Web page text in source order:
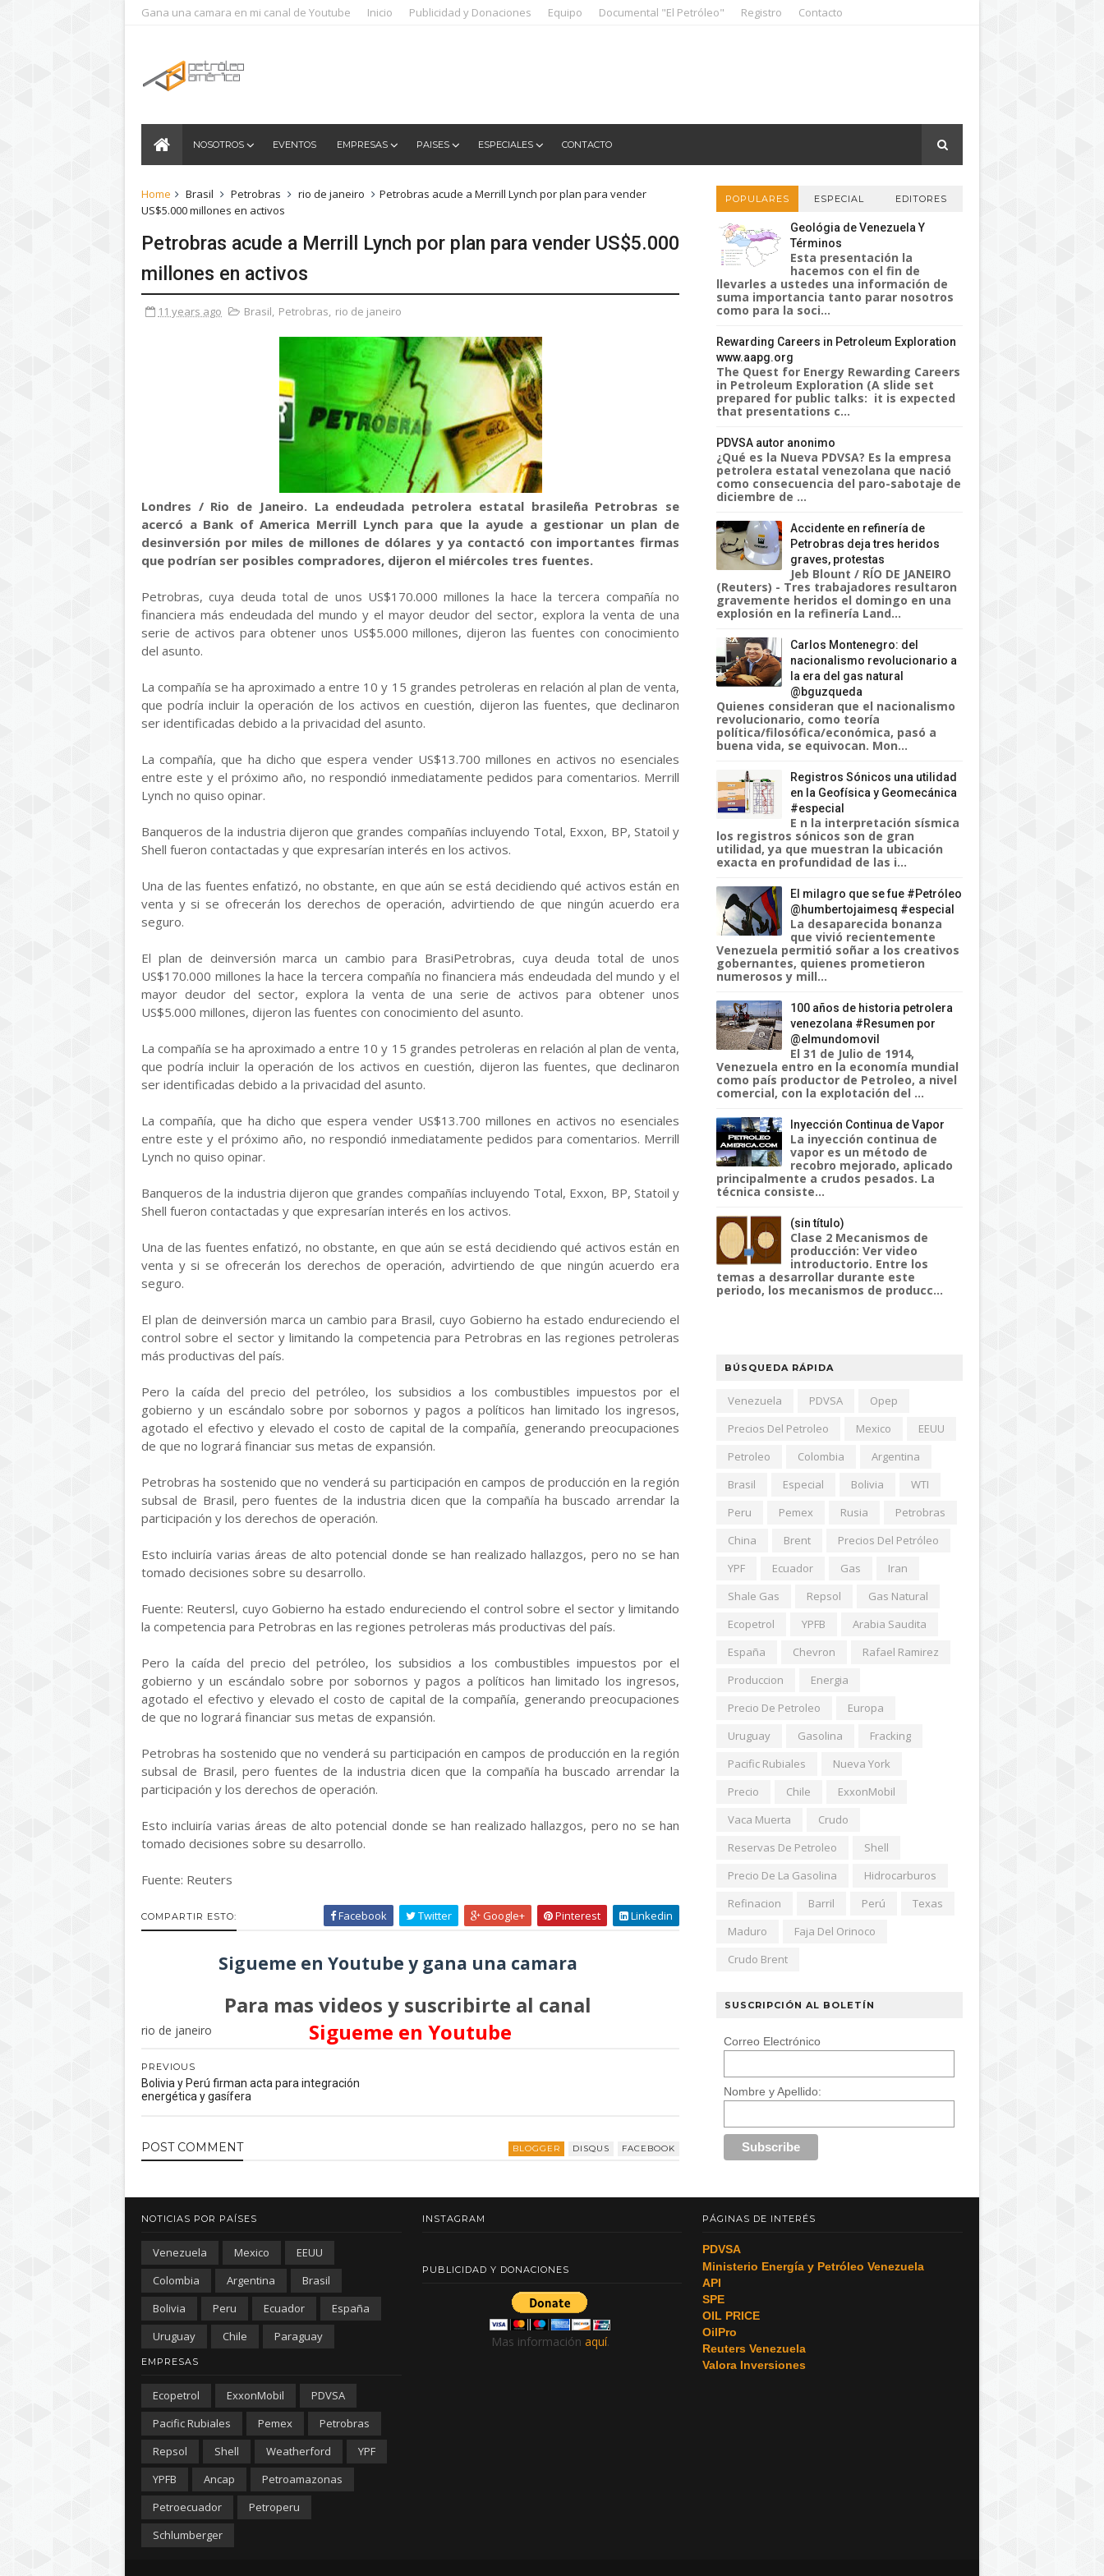
Gana una camara en mi canal de Youtube Inicio Publicidad y Donaciones Equipo Documental "El Petróleo" Registro Contacto
NOSOTROS EVENTOS EMPRESAS PAISES ESPECIALES CONTACTO
Home Brasil Petrobras rio de janeiro
Petrobras acude a Merrill Lynch por plan para vender
US$5.000 millones en activos
Petrobras acude a Merrill Lynch por plan para vender US$5.000
millones en activos
11 years ago Brasil, Petrobras, rio de janeiro
Londres / Rio de Janeiro. La endeudada petrolera estatal brasileña Petrobras se
acercó a Bank of America Merrill Lynch para que la ayude a gestionar un plan de
desinversión por miles de millones de dólares y ya contactó con importantes firmas
que podrían ser posibles compradores, dijeron el miércoles tres fuentes.
Petrobras, cuya deuda total de unos US$170.000 millones la hace la tercera compañía no
financiera más endeudada del mundo y el mayor deudor del sector, explora la venta de una
serie de activos para obtener unos US$5.000 millones, dijeron las fuentes con conocimiento
del asunto.
La compañía se ha aproximado a entre 10 y 15 grandes petroleras en relación al plan de venta,
que podría incluir la operación de los activos en cuestión, dijeron las fuentes, que declinaron
ser identificadas debido a la privacidad del asunto.
La compañía, que ha dicho que espera vender US$13.700 millones en activos no esenciales
entre este y el próximo año, no respondió inmediatamente pedidos para comentarios. Merrill
Lynch no quiso opinar.
Banqueros de la industria dijeron que grandes compañías incluyendo Total, Exxon, BP, Statoil y
Shell fueron contactadas y que expresarían interés en los activos.
Una de las fuentes enfatizó, no obstante, en que aún se está decidiendo qué activos están en
venta y si se ofrecerán los derechos de operación, advirtiendo de que ningún acuerdo era
seguro.
El plan de deinversión marca un cambio para BrasiPetrobras, cuya deuda total de unos
US$170.000 millones la hace la tercera compañía no financiera más endeudada del mundo y el
mayor deudor del sector, explora la venta de una serie de activos para obtener unos
US$5.000 millones, dijeron las fuentes con conocimiento del asunto.
La compañía se ha aproximado a entre 10 y 15 grandes petroleras en relación al plan de venta,
que podría incluir la operación de los activos en cuestión, dijeron las fuentes, que declinaron
ser identificadas debido a la privacidad del asunto.
La compañía, que ha dicho que espera vender US$13.700 millones en activos no esenciales
entre este y el próximo año, no respondió inmediatamente pedidos para comentarios. Merrill
Lynch no quiso opinar.
Banqueros de la industria dijeron que grandes compañías incluyendo Total, Exxon, BP, Statoil y
Shell fueron contactadas y que expresarían interés en los activos.
Una de las fuentes enfatizó, no obstante, en que aún se está decidiendo qué activos están en
venta y si se ofrecerán los derechos de operación, advirtiendo de que ningún acuerdo era
seguro.
El plan de deinversión marca un cambio para Brasil, cuyo Gobierno ha estado endureciendo el
control sobre el sector y limitando la competencia para Petrobras en las regiones petroleras
más productivas del país.
Pero la caída del precio del petróleo, los subsidios a los combustibles impuestos por el
gobierno y un escándalo sobre por sobornos y pagos a políticos han limitado los ingresos,
agotado el efectivo y elevado el costo de capital de la compañía, generando preocupaciones
de que no logrará financiar sus metas de expansión.
Petrobras ha sostenido que no venderá su participación en campos de producción en la región
subsal de Brasil, pero fuentes de la industria dicen que la compañía ha buscado arrendar la
participación y los derechos de operación.
Esto incluiría varias áreas de alto potencial donde se han realizado hallazgos, pero no se han
tomado decisiones sobre su desarrollo.
Fuente: Reutersl, cuyo Gobierno ha estado endureciendo el control sobre el sector y limitando
la competencia para Petrobras en las regiones petroleras más productivas del país.
Pero la caída del precio del petróleo, los subsidios a los combustibles impuestos por el
gobierno y un escándalo sobre por sobornos y pagos a políticos han limitado los ingresos,
agotado el efectivo y elevado el costo de capital de la compañía, generando preocupaciones
de que no logrará financiar sus metas de expansión.
Petrobras ha sostenido que no venderá su participación en campos de producción en la región
subsal de Brasil, pero fuentes de la industria dicen que la compañía ha buscado arrendar la
participación y los derechos de operación.
Esto incluiría varias áreas de alto potencial donde se han realizado hallazgos, pero no se han
tomado decisiones sobre su desarrollo.
Fuente: Reuters
COMPARTIR ESTO: Facebook Twitter Google+ Pinterest Linkedin
Sigueme en Youtube y gana una camara
Para mas videos y suscribirte al canal
Sigueme en Youtube
rio de janeiro
PREVIOUS
Bolivia y Perú firman acta para integración
energética y gasífera
POST COMMENT BLOGGER DISQUS FACEBOOK
POPULARES ESPECIAL EDITORES
Geológia de Venezuela Y
Términos
Esta presentación la
hacemos con el fin de
llevarles a ustedes una información de
suma importancia tanto parar nosotros
como para la soci...
Rewarding Careers in Petroleum Exploration
www.aapg.org
The Quest for Energy Rewarding Careers
in Petroleum Exploration (A slide set
prepared for public talks: it is expected
that presentations c...
PDVSA autor anonimo
¿Qué es la Nueva PDVSA? Es la empresa
petrolera estatal venezolana que nació
como consecuencia del paro-sabotaje de
diciembre de ...
Accidente en refinería de
Petrobras deja tres heridos
graves, protestas
Jeb Blount / RÍO DE JANEIRO
(Reuters) - Tres trabajadores resultaron
gravemente heridos el domingo en una
explosión en la refinería Land...
Carlos Montenegro: del
nacionalismo revolucionario a
la era del gas natural
@bguzqueda
Quienes consideran que el nacionalismo
revolucionario, como teoría
política/filosófica/económica, pasó a
buena vida, se equivocan. Mon...
Registros Sónicos una utilidad
en la Geofísica y Geomecánica
#especial
E n la interpretación sísmica
los registros sónicos son de gran
utilidad, ya que muestran la ubicación
exacta en profundidad de las i...
El milagro que se fue #Petróleo
@humbertojaimesq #especial
La desaparecida bonanza
que vivió recientemente
Venezuela permitió soñar a los creativos
gobernantes, quienes prometieron
numerosos y mill...
100 años de historia petrolera
venezolana #Resumen por
@elmundomovil
El 31 de Julio de 1914,
Venezuela entro en la economía mundial
como país productor de Petroleo, a nivel
comercial, con la explotación del ...
Inyección Continua de Vapor
La inyección continua de
vapor es un método de
recobro mejorado, aplicado
principalmente a crudos pesados. La
técnica consiste...
(sin título)
Clase 2 Mecanismos de
producción: Ver video
introductorio. Entre los
temas a desarrollar durante este
periodo, los mecanismos de producc...
BÚSQUEDA RÁPIDA
Venezuela PDVSA
Opep
Precios Del Petroleo
Mexico
EEUU
Petroleo
Colombia
Argentina
Brasil
Especial Bolivia
WTI
Peru
Pemex Rusia
Petrobras
China
Brent
Precios Del Petróleo
YPF
Ecuador Gas
Iran
Shale Gas
Repsol
Gas Natural
Ecopetrol
YPFB
Arabia Saudita
España
Chevron
Rafael Ramirez
Produccion
Energia
Precio De Petroleo
Europa
Uruguay
Gasolina
Fracking
Pacific Rubiales
Nueva York
Precio
Chile
ExxonMobil
Vaca Muerta
Crudo
Reservas De Petroleo
Shell
Precio De La Gasolina
Hidrocarburos
Refinacion
Barril Perú
Texas
Maduro
Faja Del Orinoco
Crudo Brent
SUSCRIPCIÓN AL BOLETÍN
Correo Electrónico
Nombre y Apellido:
NOTICIAS POR PAÍSES
Venezuela Mexico
EEUU
Colombia
Argentina
Brasil
Bolivia
Peru Ecuador
España
Uruguay
Chile Paraguay
EMPRESAS
Ecopetrol ExxonMobil
PDVSA
Pacific Rubiales
Pemex
Petrobras
Repsol
Shell Weatherford
YPF
YPFB
Ancap
Petroamazonas
Petroecuador
Petroperu
Schlumberger
INSTAGRAM
PUBLICIDAD Y DONACIONES
Mas información aquí.
PÁGINAS DE INTERÉS
PDVSA
Ministerio Energía y Petróleo Venezuela
API
SPE
OIL PRICE
OilPro
Reuters Venezuela
Valora Inversiones